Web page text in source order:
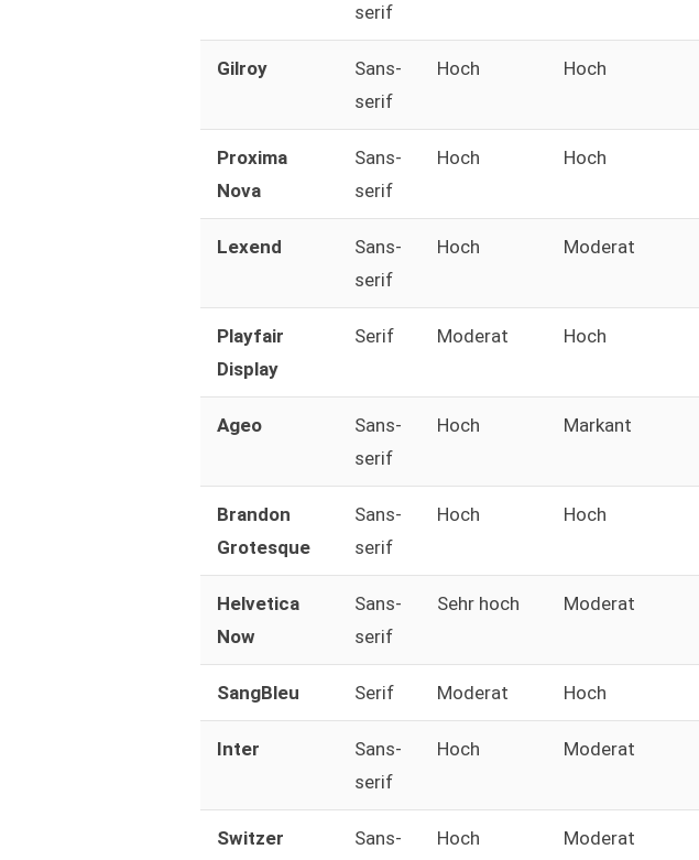
serif
Gilroy
Sans-
serif
Hoch Hoch
Proxima
Nova
Sans-
serif
Hoch Hoch
Lexend
Sans-
serif
Hoch Moderat
Playfair
Display
Serif Moderat Hoch
Ageo
Sans-
serif
Hoch Markant
Brandon
Grotesque
Sans-
serif
Hoch Hoch
Helvetica
Now
Sans-
serif
Sehr hoch Moderat
SangBleu Serif Moderat Hoch
Inter
Sans-
serif
Hoch Moderat
Switzer Sans- Hoch Moderat